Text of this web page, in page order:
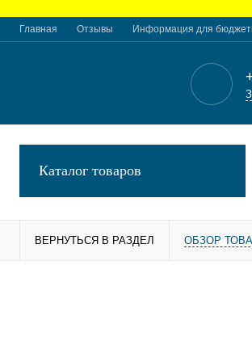
Главная Отзывы Информация для
Каталог товаров
ВЕРНУТЬСЯ В РАЗДЕЛ ОБЗОР